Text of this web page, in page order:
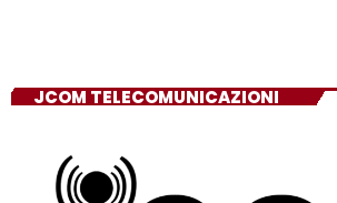
JCOM TELECOMUNICAZIONI